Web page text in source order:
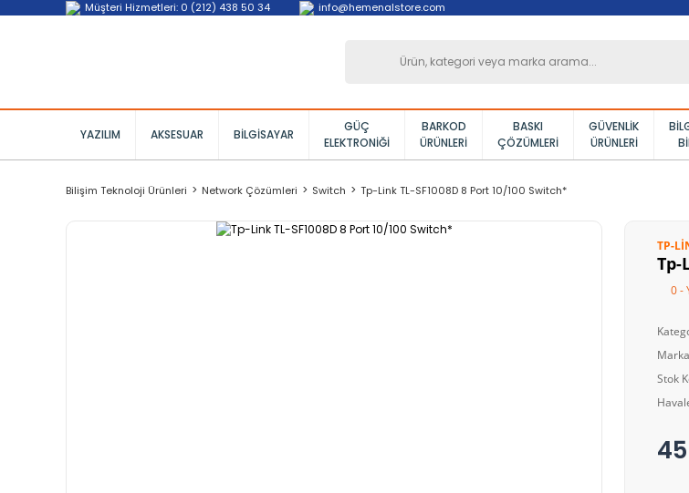
Müşteri Hizmetleri: 0 (212) 438 50 34 info@hemenalstore.com
YAZILIM AKSESUAR BILGISAYAR
GÜÇ
ELEKTRONIĞI
BARKOD
ÜRÜNLERI
BASKI
ÇÖZÜMLERI
GÜVENLIK
ÜRÜNLERI
Bilişim Teknoloji Ürünleri Network Çözümleri Switch Tp-Link TL-SF1008D 8 Port 10/100 Switch*
TP-
Tp-
0 -
Marka
Stok